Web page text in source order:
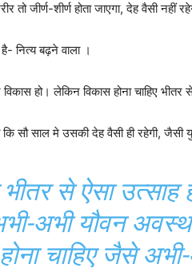
तो जीर्ण-शीर्ण होता जाएगा, देह वैसी
नित्य बढ़ने वाला ।
हो। लेकिन विकास होना चाहिए भीतर
सौ साल मे उसकी देह वैसी ही रहेगी, जैसी
से ऐसा उत्साह
अभी यौवन
चाहिए जैसे